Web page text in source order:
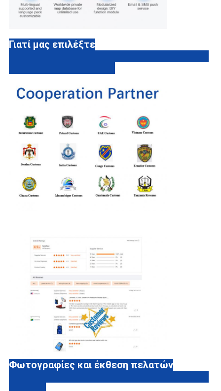
Γιατί μας επιλέξτε
Φωτογραφίες και έκθεση πελατών